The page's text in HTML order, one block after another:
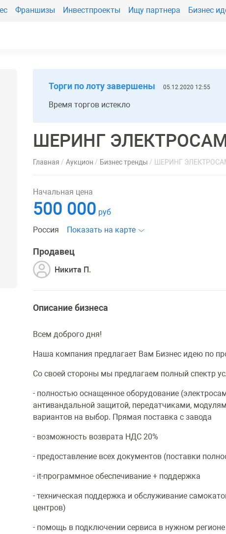
Франшизы Инвестпроекты Ищу партнера Бизнес
Торги по лоту завершены 05.12.2020 12:55
Время торгов истекло
ШЕРИНГ
Главная Аукцион Бизнес тренды ШЕРИНГ
Начальная цена
500 000 руб
Россия
Показать на карте
Продавец
Никита П.
Описание бизнеса
Всем доброго дня!
Наша компания предлагает Вам Бизнес идею по
Со своей стороны мы предлагаем полный спектр
- полностью оснащенное оборудование
антивандальной защитой, передатчиками,
вариантов на выбор. Прямая поставка с завода
- возможность возврата НДС 20%
- предоставление всех документов (поставки
- it-программное обеспечивание + поддержка
- техническая поддержка и обслуживание
центров)
- помощь в подключении сервиса в нужном